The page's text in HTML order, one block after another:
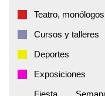
Teatro,
Cursos y talleres
Deportes
Exposiciones
Fiesta,